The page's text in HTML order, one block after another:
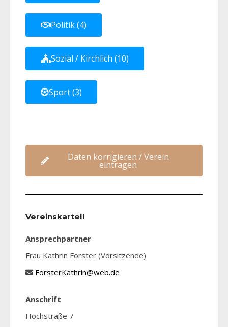
Politik (4)
Sozial / Kirchlich (10)
Sport (3)
Daten korrigieren / Verein
eintragen
Vereinskartell
Ansprechpartner
Frau Kathrin Forster (Vorsitzende)
ForsterKathrin@web.de
Anschrift
Hochstraße 7